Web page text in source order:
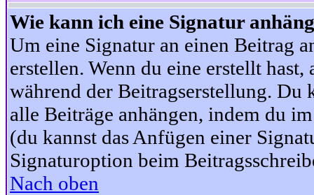
Wie kann ich eine Signatur
Um eine Signatur an einen Beitrag
erstellen. Wenn du eine erstellt
während der Beitragserstellung. Du
alle Beiträge anhängen, indem du
(du kannst das Anfügen einer
Signaturoption beim
Nach oben